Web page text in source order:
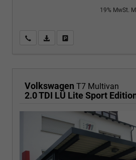
19% MwSt.
Wir rufen Sie anPDF-Fahrzeugexposé drucken
Volkswagen T7 Multivan
2.0 TDI LÜ Lite Sport